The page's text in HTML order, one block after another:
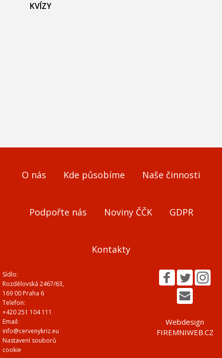
KVÍZY
O nás Kde působíme Naše činnosti
Podpořte nás Noviny ČČK GDPR
Kontakty
Sídlo:
Rozdělovská 2467/63,
169 00 Praha 6
Telefon:
+420 251 104 111
Email:
info@cervenykriz.eu
Nastavení souborů
cookie
Webdesign
FIREMNIWEB.CZ